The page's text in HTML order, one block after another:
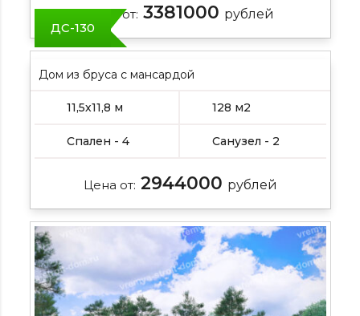
Цена от: 3381000 рублей
ДС-130
Дом из бруса с мансардой
11,5х11,8 м 128 м2
Спален - 4 Санузел - 2
Цена от: 2944000 рублей